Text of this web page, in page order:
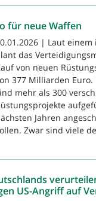
für neue Waffen
| Laut
das
von neuen
377 Milliarden Euro.
mehr als 300
Jahren
Zwar sind viele
US-Angriff auf